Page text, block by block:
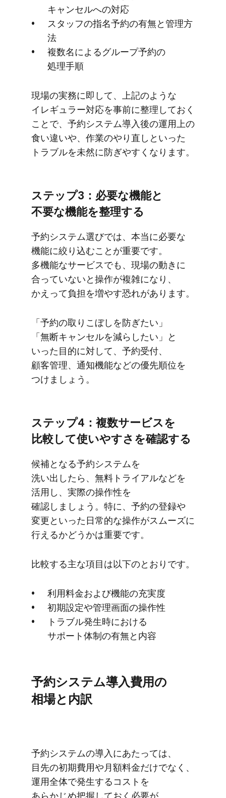
キャンセルへの​対応
スタッフの​指名予約の​有無と​管理方​
法
複数名に​よる​グループ予約の​
処理手順
現場の​実務に​即して、​上記のような​
イレギュラー対応を​事前に​整理しておく​
ことで、​予約システム導入後の​運用上の​
食い​違いや、​作業の​やり直しと​いった​
トラブルを​未然に​防ぎやすくなります。
ステップ3：必要な​機能と​
不要な​機能を​整理する
予約システム選びでは、​本当に​必要な​
機能に​絞り込むことが​重要です。​
多機能な​サービスでも、​現場の​動きに​
合っていないと​操作が​複雑に​なり、​
かえって​負担を​増やす​恐れが​あります。
「予約の​取り​こぼしを​防ぎたい」​
「無断キャンセルを​減らしたい」と​
いった​目的に​対して、​予約受付、​
顧客管理、​通知機能などの​優先順位を​
つけましょう。
ステップ4：複数サービスを​
比較して​使いやすさを​確認する
候補と​なる​予約システムを​
洗い出したら、​無料トライアルなどを​
活用し、​実際の​操作性を​
確認しましょう。​特に、​予約の​登録や​
変更と​いった​日常的な​操作が​スムーズに​
行えるか​どうかは​重要です。
比較する​主な​項目は​以下の​とおりです。
利用料金および​機能の​充実度
初期設定や​管理画面の​操作性
トラブル発生時に​おける​
サポート体制の​有無と​内容
予約システム導入費用の​
相場と​内訳
予約システムの​導入に​あたっては、​
目先の​初期費用や​月​額料金だけでなく、​
運用全体で​発生する​コストを​
あらかじめ把握しておく​必要が​